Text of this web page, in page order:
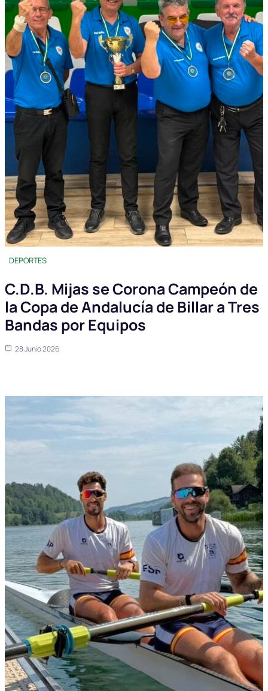
DEPORTES
C.D.B. Mijas se Corona Campeón de
la Copa de Andalucía de Billar a Tres
Bandas por Equipos
28 Junio 2026